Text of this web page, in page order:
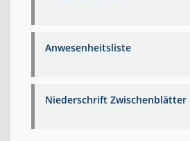
Anwesenheitsliste
Niederschrift Zwischenblätter